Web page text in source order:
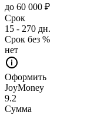
до 60 000 ₽
Срок
15 - 270 дн.
Срок без %
нет
Оформить
JoyMoney
9.2
Сумма